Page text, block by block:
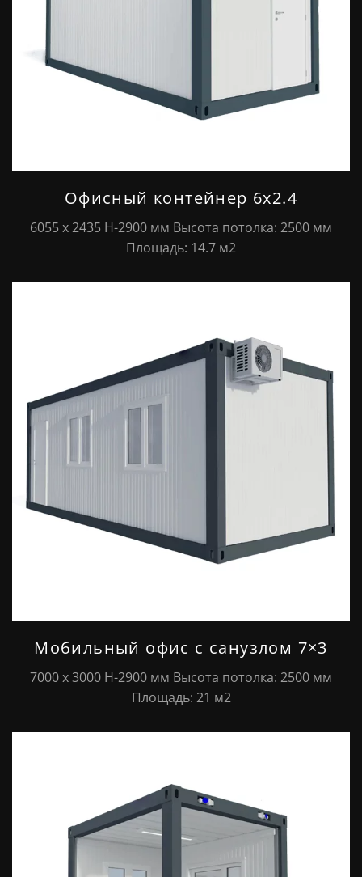
Офисный контейнер 6х2.4
6055 х 2435 Н-2900 мм Высота потолка: 2500 мм
Площадь: 14.7 м2
Мобильный офис с санузлом 7×3
7000 х 3000 Н-2900 мм Высота потолка: 2500 мм
Площадь: 21 м2